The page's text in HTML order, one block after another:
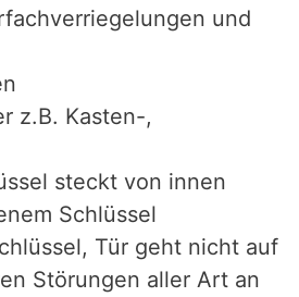
und
z.B. Kasten-,
steckt von innen
Schlüssel
Tür geht nicht auf
Störungen aller Art an